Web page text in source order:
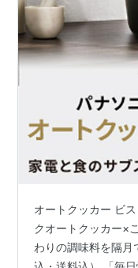
オートクッカー ビ
クオートクッカー×
わりの調味料を隔